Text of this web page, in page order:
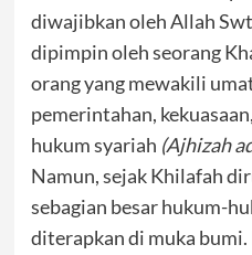
diwajibkan oleh Allah
dipimpin oleh seorang
orang yang mewakili
pemerintahan,
hukum syariah (Ajhizah
Namun, sejak Khilafah
sebagian besar hukum-
diterapkan di muka